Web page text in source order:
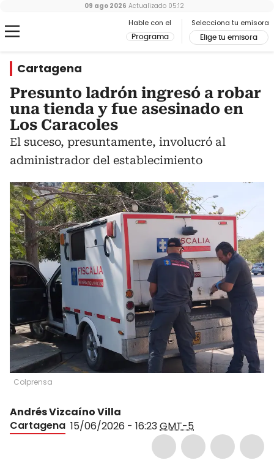
Hable con el
Programa
Selecciona tu emisora
Elige tu emisora
09 ago 2026 Actualizado 05:12
Cartagena
Presunto ladrón ingresó a robar
una tienda y fue asesinado en
Los Caracoles
El suceso, presuntamente, involucró al
administrador del establecimiento
Colprensa
Andrés Vizcaíno Villa
Cartagena 15/06/2026 - 16:23GMT-5